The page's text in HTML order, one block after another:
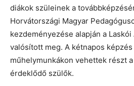
diákok szüleinek a
Horvátországi Magyar
kezdeményezése alapján a
valósított meg. A kétnapos
műhelymunkákon vehettek részt
érdeklődő szülők.